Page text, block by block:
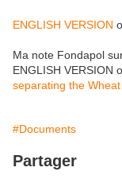
ENGLISH VERSION
Ma note Fondapol
ENGLISH VERSION
separating the
#Documents
Partager